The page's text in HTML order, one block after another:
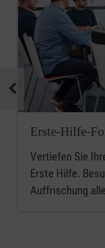
Erste-Hilfe-
Vertiefen Sie
Erste Hilfe.
Auffrischung